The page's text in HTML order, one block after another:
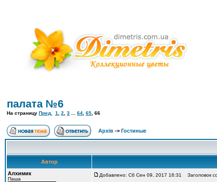
палата №6
На страницу Пред. 1 2 3 64 65 66
Архів -> Гостиные
Автор
Алхимик
Паша
Добавлено: Сб Сен 09, 2017 16:31 Заголовок